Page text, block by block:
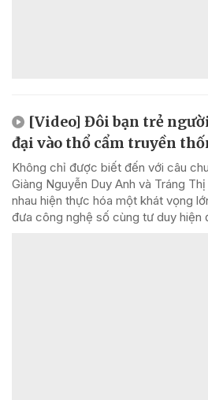
[Video] Đôi bạn trẻ
đại vào thổ cẩm truyền
Không chỉ được biết đến với câu
Giàng Nguyễn Duy Anh và Tráng
nhau hiện thực hóa một khát vọng
đưa công nghệ số cùng tư duy hiện